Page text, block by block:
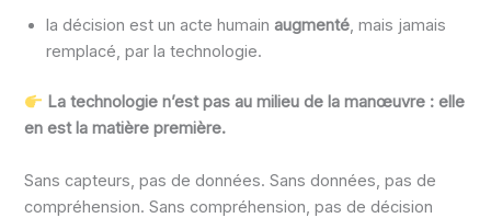
la décision est un acte humainaugmenté, mais jamais
remplacé, par la technologie.
La technologie n’est pas au milieu de la manœuvre : elle
en est la matière première.
Sans capteurs, pas de données. Sans données, pas de
compréhension. Sans compréhension, pas de décision